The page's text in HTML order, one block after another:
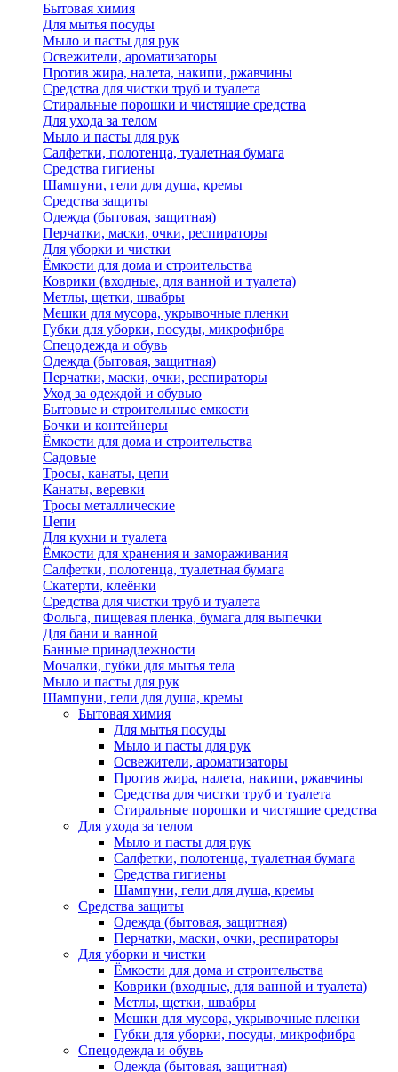
Бытовая химия
Для мытья посуды
Мыло и пасты для рук
Освежители, ароматизаторы
Против жира, налета, накипи, ржавчины
Средства для чистки труб и туалета
Стиральные порошки и чистящие средства
Для ухода за телом
Мыло и пасты для рук
Салфетки, полотенца, туалетная бумага
Средства гигиены
Шампуни, гели для душа, кремы
Средства защиты
Одежда (бытовая, защитная)
Перчатки, маски, очки, респираторы
Для уборки и чистки
Ёмкости для дома и строительства
Коврики (входные, для ванной и туалета)
Метлы, щетки, швабры
Мешки для мусора, укрывочные пленки
Губки для уборки, посуды, микрофибра
Спецодежда и обувь
Одежда (бытовая, защитная)
Перчатки, маски, очки, респираторы
Уход за одеждой и обувью
Бытовые и строительные емкости
Бочки и контейнеры
Ёмкости для дома и строительства
Садовые
Тросы, канаты, цепи
Канаты, веревки
Тросы металлические
Цепи
Для кухни и туалета
Ёмкости для хранения и замораживания
Салфетки, полотенца, туалетная бумага
Скатерти, клеёнки
Средства для чистки труб и туалета
Фольга, пищевая пленка, бумага для выпечки
Для бани и ванной
Банные принадлежности
Мочалки, губки для мытья тела
Мыло и пасты для рук
Шампуни, гели для душа, кремы
Бытовая химия
Для мытья посуды
Мыло и пасты для рук
Освежители, ароматизаторы
Против жира, налета, накипи, ржавчины
Средства для чистки труб и туалета
Стиральные порошки и чистящие средства
Для ухода за телом
Мыло и пасты для рук
Салфетки, полотенца, туалетная бумага
Средства гигиены
Шампуни, гели для душа, кремы
Средства защиты
Одежда (бытовая, защитная)
Перчатки, маски, очки, респираторы
Для уборки и чистки
Ёмкости для дома и строительства
Коврики (входные, для ванной и туалета)
Метлы, щетки, швабры
Мешки для мусора, укрывочные пленки
Губки для уборки, посуды, микрофибра
Спецодежда и обувь
Одежда (бытовая, защитная)